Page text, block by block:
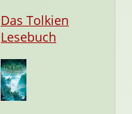
Das Tolkien
Lesebuch